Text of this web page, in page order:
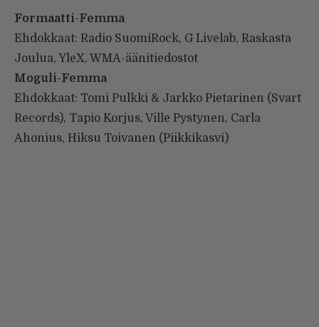
Formaatti-Femma
Ehdokkaat: Radio SuomiRock, G Livelab, Raskasta
Joulua, YleX, WMA-äänitiedostot
Moguli-Femma
Ehdokkaat: Tomi Pulkki & Jarkko Pietarinen (Svart
Records), Tapio Korjus, Ville Pystynen, Carla
Ahonius, Hiksu Toivanen (Piikkikasvi)